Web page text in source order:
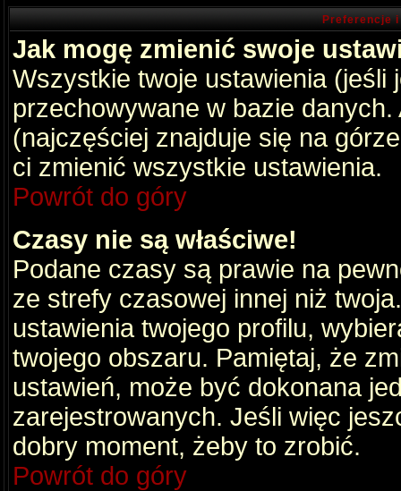
Preferencje
Jak mogę zmienić swoje
Wszystkie twoje ustawienia (jeśli
przechowywane w bazie
(najczęściej znajduje się na
ci zmienić wszystkie ustawienia.
Powrót do góry
Czasy nie są właściwe!
Podane czasy są prawie na
ze strefy czasowej innej niż
ustawienia twojego profilu,
twojego obszaru. Pamiętaj, że
ustawień, może być dokonana
zarejestrowanych. Jeśli więc
dobry moment, żeby to zrobić.
Powrót do góry